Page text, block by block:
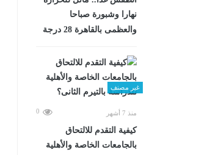
نهارا وشبورة صباحا
والعظمى بالقاهرة 28 درجة
غير مصنف
منذ 7 أشهر 0
كيفية التقدم للالتحاق
بالجامعات الخاصة والأهلية